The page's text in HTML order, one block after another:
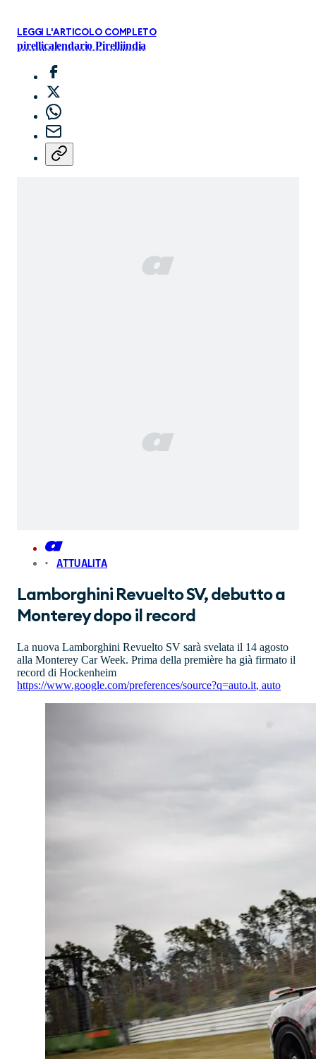
LEGGI L'ARTICOLO COMPLETO
pirellicalendario Pirelliindia
ATTUALITA
Lamborghini Revuelto SV, debutto a
Monterey dopo il record
La nuova Lamborghini Revuelto SV sarà svelata il 14 agosto
alla Monterey Car Week. Prima della première ha già firmato il
record di Hockenheim
https://www.google.com/preferences/source?q=auto.it, auto